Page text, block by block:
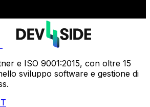
e ISO 9001:2015, con oltre 15
sviluppo software e gestione di